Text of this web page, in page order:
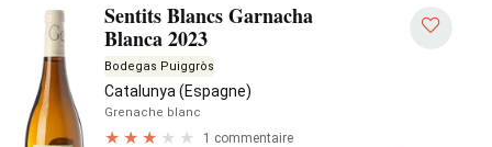
Sentits Blancs Garnacha
Blanca 2023
Bodegas Puiggròs
Catalunya (Espagne)
Grenache blanc
1 commentaire